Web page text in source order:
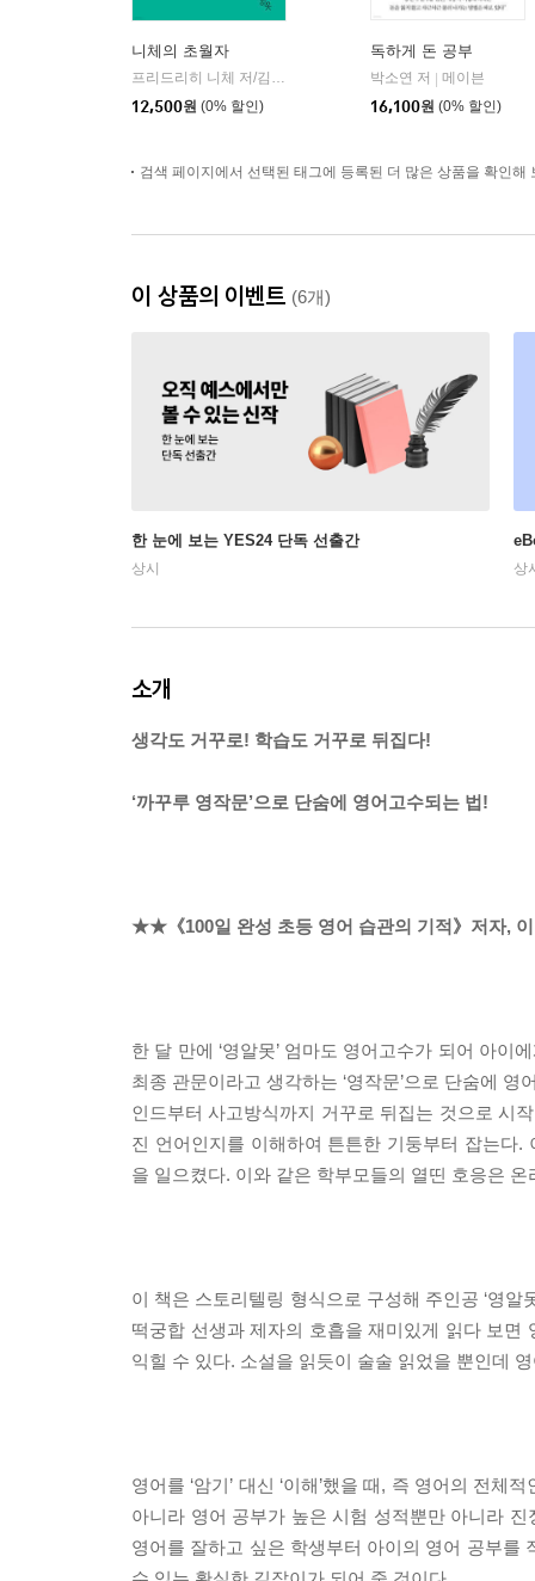
니체의 초월자
프리드리히 니체 저/김철 편역
12,500원 (0% 할인)
독하게 돈 공부
박소연 저
메이븐
16,100원 (0% 할인)
검색 페이지에서 선택된 태그에 등록된 더 많은 상품을 확인해
이 상품의 이벤트 (6개)
한 눈에 보는 YES24 단독 선출간
상시 상
소개
생각도 거꾸로! 학습도 거꾸로 뒤집다!
‘까꾸루 영작문’으로 단숨에 영어고수되는 법!
★★《100일 완성 초등 영어 습관의 기적》저자,
한 달 만에 ‘영알못’ 엄마도 영어고수가 되어 아
최종 관문이라고 생각하는 ‘영작문’으로 단숨에
인드부터 사고방식까지 거꾸로 뒤집는 것으로 시
진 언어인지를 이해하여 튼튼한 기둥부터 잡는다
을 일으켰다. 이와 같은 학부모들의 열띤 호응은
이 책은 스토리텔링 형식으로 구성해 주인공 ‘영알
떡궁합 선생과 제자의 호흡을 재미있게 읽다 보
익힐 수 있다. 소설을 읽듯이 술술 읽었을 뿐인데
영어를 ‘암기’ 대신 ‘이해’했을 때, 즉 영어의 전
아니라 영어 공부가 높은 시험 성적뿐만 아니라
영어를 잘하고 싶은 학생부터 아이의 영어 공부를